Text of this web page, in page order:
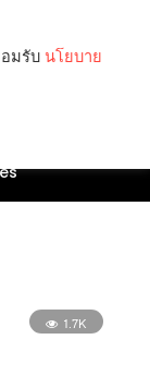
1.7K
มรับ นโยบาย